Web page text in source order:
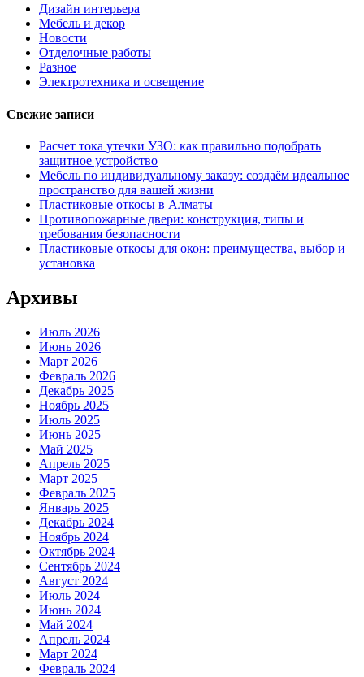
Дизайн интерьера
Мебель и декор
Новости
Отделочные работы
Разное
Электротехника и освещение
Свежие записи
Расчет тока утечки УЗО: как правильно подобрать
защитное устройство
Мебель по индивидуальному заказу: создаём идеальное
пространство для вашей жизни
Пластиковые откосы в Алматы
Противопожарные двери: конструкция, типы и
требования безопасности
Пластиковые откосы для окон: преимущества, выбор и
установка
Архивы
Июль 2026
Июнь 2026
Март 2026
Февраль 2026
Декабрь 2025
Ноябрь 2025
Июль 2025
Июнь 2025
Май 2025
Апрель 2025
Март 2025
Февраль 2025
Январь 2025
Декабрь 2024
Ноябрь 2024
Октябрь 2024
Сентябрь 2024
Август 2024
Июль 2024
Июнь 2024
Май 2024
Апрель 2024
Март 2024
Февраль 2024